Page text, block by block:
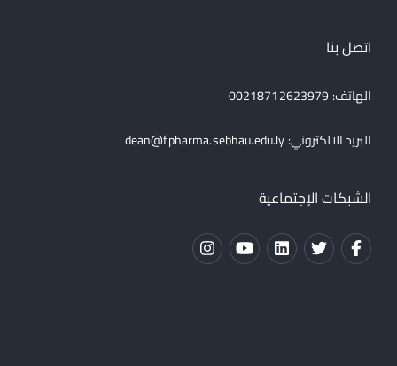
اتصل بنا
الهاتف: 00218712623979
البريد الالكتروني:dean@fpharma.sebhau.edu.ly
الشبكات الإجتماعية